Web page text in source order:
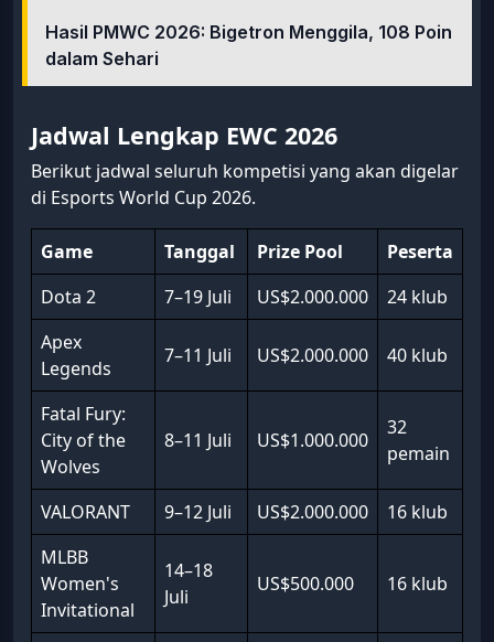
Hasil PMWC 2026: Bigetron Menggila, 108 Poin
dalam Sehari
Jadwal Lengkap EWC 2026
Berikut jadwal seluruh kompetisi yang akan digelar
di Esports World Cup 2026.
Game Tanggal Prize Pool
Peserta
Dota 2
7–19 Juli US$2.000.000
24 klub
Apex
Legends
7–11 Juli US$2.000.000 40 klub
Fatal Fury:
City of the
Wolves
8–11 Juli US$1.000.000
32
pemain
VALORANT 9–12 Juli US$2.000.000
16 klub
MLBB
Women's
Invitational
14–18
Juli
US$500.000 16 klub